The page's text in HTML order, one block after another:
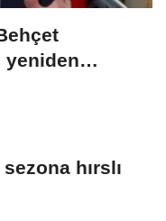
yeniden
hırslı